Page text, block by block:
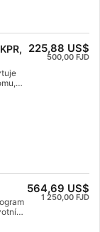
225,88 US$
500,00 FJD
564,69 US$
1 250,00 FJD